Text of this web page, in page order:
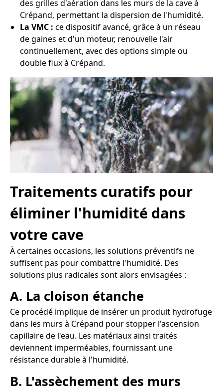
des grilles d'aération dans les murs de la cave à
Crépand, permettant la dispersion de l'humidité.
La VMC : ce dispositif avancé, grâce à un réseau
de gaines et d'un moteur, renouvelle l'air
continuellement, avec des options simple ou
double flux à Crépand.
Traitements curatifs pour
éliminer l'humidité dans
votre cave
À certaines occasions, les solutions préventifs ne
suffisent pas pour combattre l'humidité. Des
solutions plus radicales sont alors envisagées :
A. La cloison étanche
Ce procédé implique de insérer un produit hydrofuge
dans les murs à Crépand pour stopper l'ascension
capillaire de l'eau. Les matériaux ainsi traités
deviennent imperméables, fournissant une
résistance durable à l'humidité.
B. L'assèchement des murs